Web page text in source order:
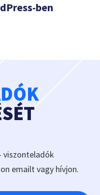
ben
viszonteladók
emailt vagy hívjon.